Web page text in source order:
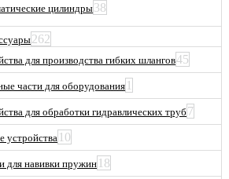
цилиндры38
262
для производства гибких шлангов45
части для оборудования 1
для обработки гидравлических труб 7
устройства10
для навивки пружин 18